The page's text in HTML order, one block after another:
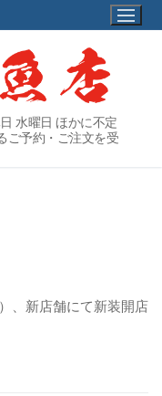
水曜日 ほかに不定
予約・ご注文を受
、新店舗にて新装開店